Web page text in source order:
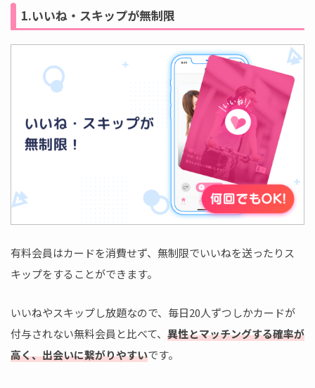
1.いいね・スキップが無制限
有料会員はカードを消費せず、無制限でいいねを送ったりス
キップをすることができます。
いいねやスキップし放題なので、毎日20人ずつしかカードが
付与されない無料会員と比べて、 異性とマッチングする確率が
高く、出会いに繋がりやすいです。